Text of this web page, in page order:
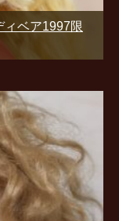
ィベア1997限